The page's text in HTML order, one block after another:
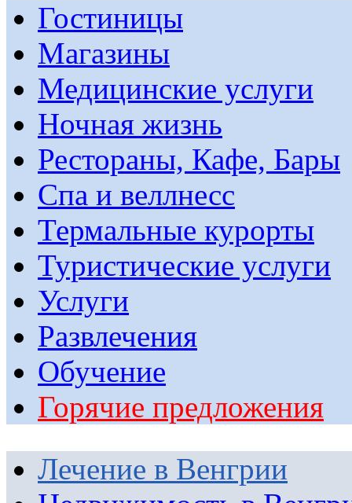
Гостиницы
Магазины
Медицинские услуги
Ночная жизнь
Рестораны, Кафе, Бары
Спа и веллнесс
Термальные курорты
Туристические услуги
Услуги
Развлечения
Обучение
Горячие предложения
Лечение в Венгрии